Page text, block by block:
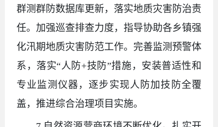
群测群防数据库更新，落实地质灾害防治责
任。加强巡查排查力度，指导协助各乡镇强
化汛期地质灾害防范工作。完善监测预警体
系，落实“人防+技防”措施，安装普适性和
专业监测仪器，逐步实现人防加技防全覆
盖，推进综合治理项目实施。